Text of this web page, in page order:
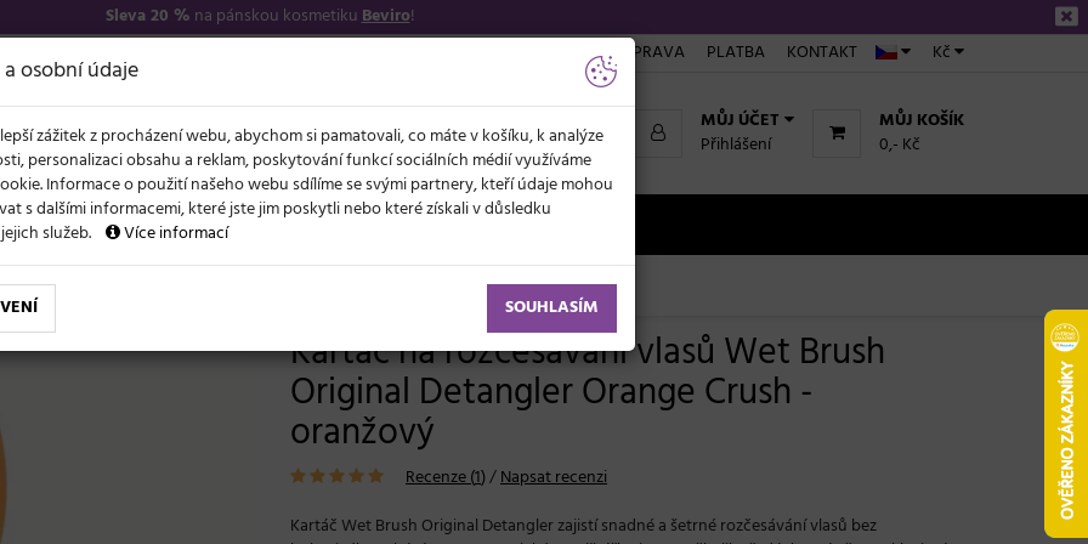
Sleva 20 % na pánskou kosmetikuBeviro!
Kč
DOPRAVA PLATBA KONTAKT
MŮJ KOŠÍK
0,- Kč
MŮJ ÚČET
Přihlášení
NOVĚ LÉTO A VLASY AKCE
Kartáč na rozčesávání vlasů Wet Brush Original Detangler Orange Crush - oranžový
Kartáč na rozčesávání vlasů Wet Brush
Original Detangler Orange Crush -
oranžový
Recenze (1)/Napsat recenzi
Kartáč Wet Brush Original Detangler zajistí snadné a šetrné rozčesávání vlasů bez
osobní údaje
zážitek z procházení webu, abychom si pamatovali, co máte v košíku, k analýze
personalizaci obsahu a reklam, poskytování funkcí sociálních médií využíváme
Informace o použití našeho webu sdílíme se svými partnery, kteří údaje mohou
s dalšími informacemi, které jste jim poskytli nebo které získali v důsledku
služeb.
Více informací
SOUHLASÍM